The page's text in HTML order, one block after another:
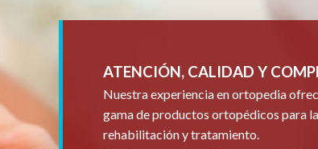
ATENCIÓN, CALIDAD Y
Nuestra experiencia en ortopedia
gama de productos ortopédicos para
rehabilitación y tratamiento.